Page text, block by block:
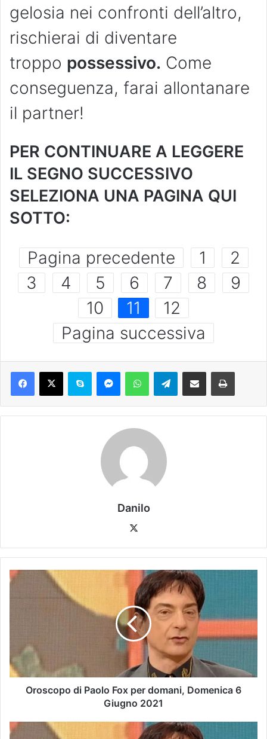
gelosia nei confronti dell’altro,
rischierai di diventare
troppo possessivo. Come
conseguenza, farai allontanare
il partner!
PER CONTINUARE A LEGGERE
IL SEGNO SUCCESSIVO
SELEZIONA UNA PAGINA QUI
SOTTO:
Pagina precedente 1
2
3
4 5 6 7 8
9
10
11
12
Pagina successiva
Danilo
Oroscopo di Paolo Fox per domani, Domenica 6
Giugno 2021